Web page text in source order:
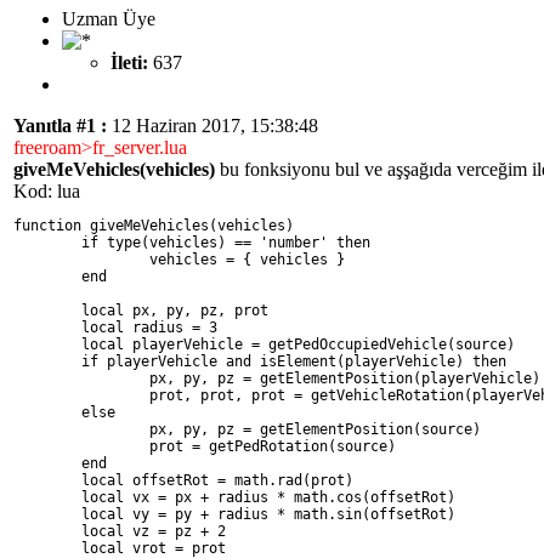
Uzman Üye
İleti: 637
Yanıtla #1 : 12 Haziran 2017, 15:38:48
freeroam>fr_server.lua
giveMeVehicles(vehicles) bu fonksiyonu bul ve aşşağıda verceğim
Kod: lua
function giveMeVehicles(vehicles)
	if type(vehicles) == 'number' then
		vehicles = { vehicles }
	end
	local px, py, pz, prot
	local radius = 3
	local playerVehicle = getPedOccupiedVehicle(source)
	if playerVehicle and isElement(playerVehicle) then
		px, py, pz = getElementPosition(playerVehicle)
prot, prot, prot =
	else
		px, py, pz = getElementPosition(source)
		prot = getPedRotation(source)
	end
	local offsetRot = math.rad(prot)
	local vx = px + radius * math.cos(offsetRot)
	local vy = py + radius * math.sin(offsetRot)
	local vz = pz + 2
	local vrot = prot